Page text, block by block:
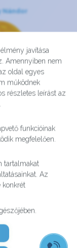
javítása
Amennyiben nem
oldal egyes
működnek
részletes leírást az
funkcióinak
megfelelően.
tartalmakat
Az
konkrét
Nándor